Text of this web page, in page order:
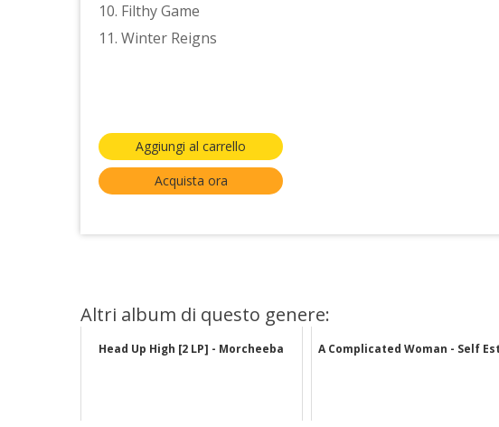
10. Filthy Game
11. Winter Reigns
Aggiungi al carrello
Acquista ora
Altri album di questo genere:
Head Up High [2 LP] - Morcheeba A Complicated Woman - Self